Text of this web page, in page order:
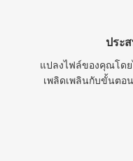
ประ
แปลงไฟล์ของคุณโด
เพลิดเพลินกับขั้นตอ